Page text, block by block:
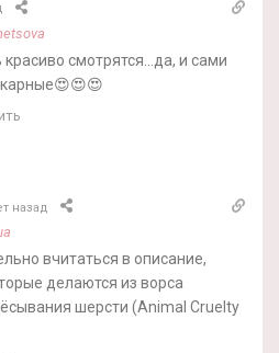
смотрятся…да, и сами
назад
вчитаться в описание,
делаются из ворса
шерсти (Animal Cruelty